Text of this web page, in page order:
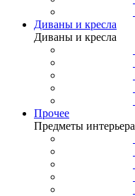
Диваны и кресла
Диваны и кресла
Прочее
Предметы интерьера